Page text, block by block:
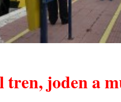
tren, joden a